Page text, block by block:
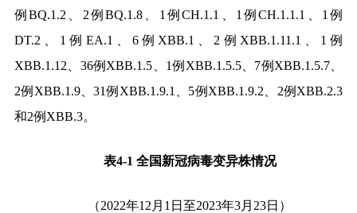
例BQ.1.2 2例BQ.1.8 1 例CH.1.1 1 例CH.1.1.1 1 例
DT.2
1 例 EA.1 6例 XBB.1 2 例 XBB.1.11.1 1 例
XBB.1.12
36例 XBB.1.5 1例 XBB.1.5.5、 7例 XBB.1.5.7、
2例 XBB.1.9、31例 XBB.1.9.1 5例 XBB.1.9.2 2例 XBB.2.3
和2例 XBB.3。
表4-1 全国新冠病毒变异株情况
（2022年12 月 1 日至2023年3月 23日）